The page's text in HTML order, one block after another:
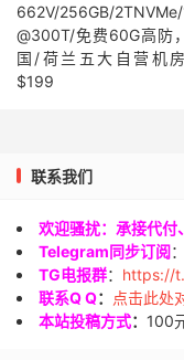
662V/256GB/
@300T/免费60G高防
国/荷兰五大自营机
$199
联系我们
欢迎骚扰：承接代付
Telegram同步订阅：
TG电报群： https://
联系Q Q：
点击此处
本站投稿方式： 100